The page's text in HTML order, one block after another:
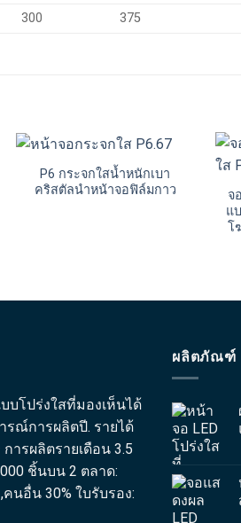
300 375
P6 กระจกใสน้ำหนักเบา
คริสตัลนำหน้าจอฟิล์มกาว
จ
แ
โ
บโปร่งใสที่มองเห็นได้
รณ์การผลิตปี. รายได้
ารผลิตรายเดือน 3.5
ชิ้นบน 2 ตลาด:
คนอื่น 30% ใบรับรอง:
ผลิตภัณฑ์